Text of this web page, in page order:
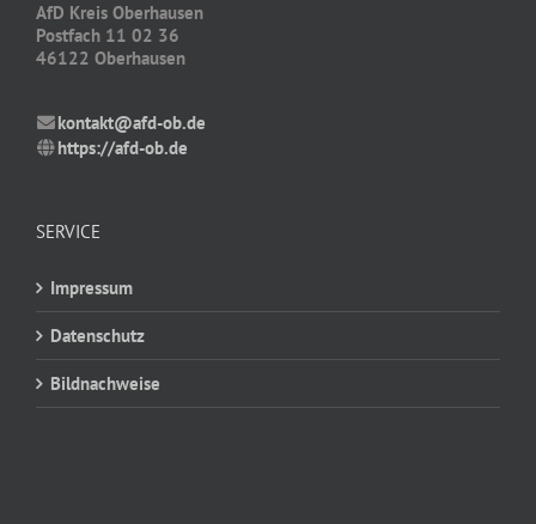
AfD Kreis Oberhausen
Postfach 11 02 36
46122 Oberhausen
kontakt@afd-ob.de
https://afd-ob.de
SERVICE
Impressum
Datenschutz
Bildnachweise